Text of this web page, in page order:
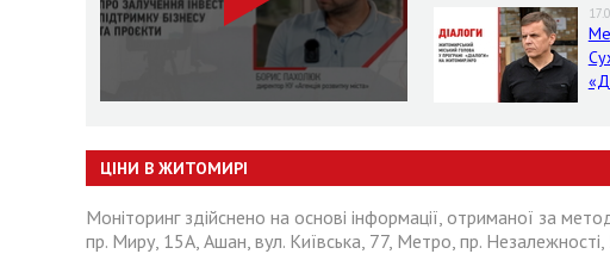
ЦІНИ В ЖИТОМИРІ
Моніторинг здійснено на основі інформації, отриманої за
пр. Миру, 15А, Ашан, вул. Київська, 77, Метро, пр. Незалежності,